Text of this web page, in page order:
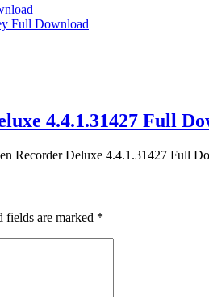
Full Download
4.4.1.31427 Full
Recorder Deluxe 4.4.1.31427 Full
fields are marked *